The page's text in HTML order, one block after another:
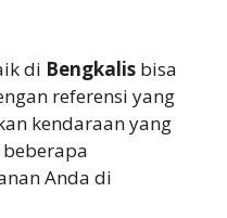
di Bengkalis bisa
referensi yang
kendaraan yang
Anda di